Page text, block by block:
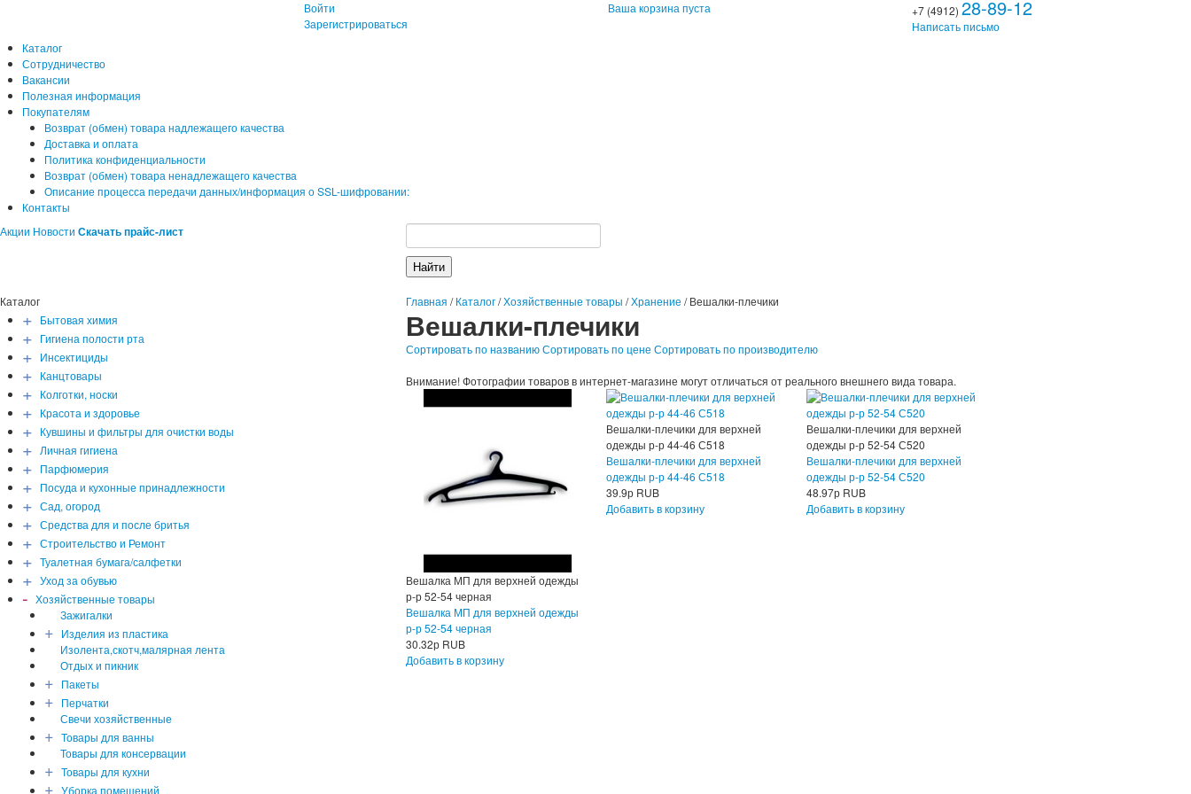
Войти
Зарегистрироваться
Ваша корзина пуста +7 (4912)28-89-12
Написать письмо
Каталог
Сотрудничество
Вакансии
Полезная информация
Покупателям
Возврат (обмен) товара надлежащего качества
Доставка и оплата
Политика конфиденциальности
Возврат (обмен) товара ненадлежащего качества
Описание процесса передачи данных/информация о SSL-шифровании:
Контакты
Акции Новости Скачать прайс-лист
Каталог
+ Бытовая химия
+ Гигиена полости рта
+ Инсектициды
+ Канцтовары
+ Колготки, носки
+ Красота и здоровье
+ Кувшины и фильтры для очистки воды
+ Личная гигиена
+ Парфюмерия
+ Посуда и кухонные принадлежности
+ Сад, огород
+ Средства для и после бритья
+ Строительство и Ремонт
+ Туалетная бумага/салфетки
+ Уход за обувью
- Хозяйственные товары
Зажигалки
+ Изделия из пластика
Изолента,скотч,малярная лента
Отдых и пикник
+ Пакеты
+ Перчатки
Свечи хозяйственные
+ Товары для ванны
Товары для консервации
+ Товары для кухни
+ Уборка помещений
Главная /Каталог/Хозяйственные товары /Хранение /Вешалки-плечики
Вешалки-плечики
Сортировать по названию Сортировать по цене Сортировать по производителю
Внимание! Фотографии товаров в интернет-магазине могут отличаться от реального внешнего вида товара.
Вешалка МП для верхней одежды
р-р 52-54 черная
Вешалка МП для верхней одежды
р-р 52-54 черная
30.32р RUB
Добавить в корзину
Вешалки-плечики для верхней
одежды р-р 44-46 С518
Вешалки-плечики для верхней
одежды р-р 44-46 С518
39.9р RUB
Добавить в корзину
Вешалки-плечики для верхней
одежды р-р 52-54 С520
Вешалки-плечики для верхней
одежды р-р 52-54 С520
48.97р RUB
Добавить в корзину